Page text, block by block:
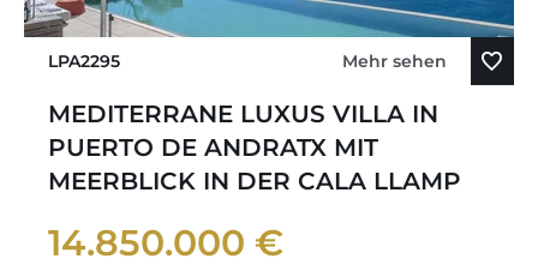
LPA2295 Mehr sehen
MEDITERRANE LUXUS VILLA IN
PUERTO DE ANDRATX MIT
MEERBLICK IN DER CALA LLAMP
14.850.000 €